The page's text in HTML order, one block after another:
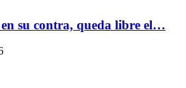
en su contra, queda libre el…